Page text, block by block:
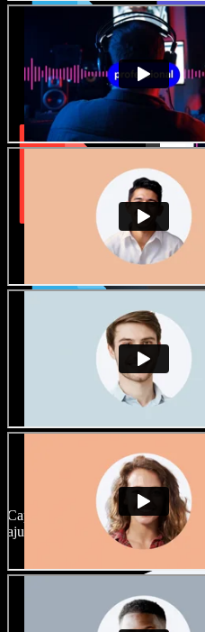
Gran varietat de
femenines
Cap projecte ha de sonar igual.
ajusta'n l’accent.